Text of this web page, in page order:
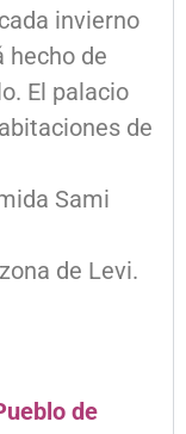
invierno
hecho de
El palacio
de
Sami
de Levi.
de